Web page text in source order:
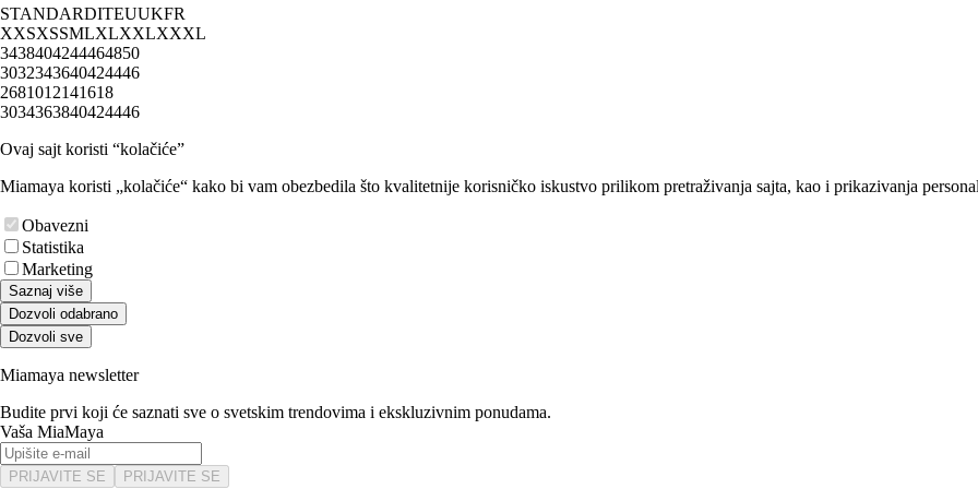
STANDARDITEUUKFR
XXSXSSMLXLXXLXXXL
3438404244464850
3032343640424446
2681012141618
3034363840424446
Ovaj sajt koristi “kolačiće”
Miamaya koristi „kolačiće“ kako bi vam obezbedila što kvalitetnije korisničko iskustvo prilikom pretraživanja sajta, kao i prikazivanja
Obavezni
Statistika
Marketing
Saznaj više
Dozvoli odabrano
Dozvoli sve
Miamaya newsletter
Budite prvi koji će saznati sve o svetskim trendovima i ekskluzivnim ponudama.
Vaša MiaMaya
PRIJAVITE SE PRIJAVITE SE